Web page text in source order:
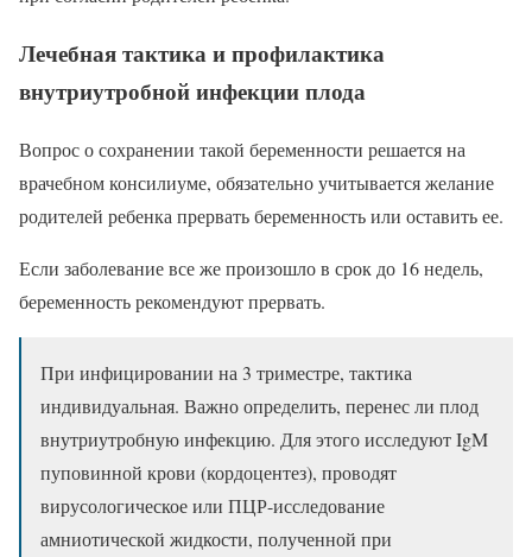
Лечебная тактика и профилактика
внутриутробной инфекции плода
Вопрос о сохранении такой беременности решается на
врачебном консилиуме, обязательно учитывается желание
родителей ребенка прервать беременность или оставить ее.
Если заболевание все же произошло в срок до 16 недель,
беременность рекомендуют прервать.
При инфицировании на 3 триместре, тактика
индивидуальная. Важно определить, перенес ли плод
внутриутробную инфекцию. Для этого исследуют IgM
пуповинной крови (кордоцентез), проводят
вирусологическое или ПЦР-исследование
амниотической жидкости, полученной при